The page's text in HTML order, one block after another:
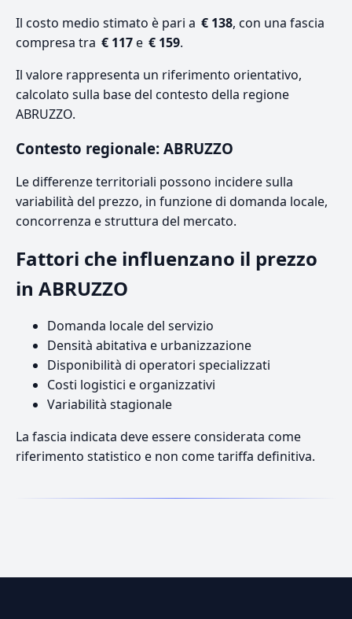
Il costo medio stimato è pari a € 138, con una fascia
compresa tra € 117e € 159.
Il valore rappresenta un riferimento orientativo,
calcolato sulla base del contesto della regione
ABRUZZO.
Contesto regionale: ABRUZZO
Le differenze territoriali possono incidere sulla
variabilità del prezzo, in funzione di domanda locale,
concorrenza e struttura del mercato.
Fattori che influenzano il prezzo
in ABRUZZO
Domanda locale del servizio
Densità abitativa e urbanizzazione
Disponibilità di operatori specializzati
Costi logistici e organizzativi
Variabilità stagionale
La fascia indicata deve essere considerata come
riferimento statistico e non come tariffa definitiva.